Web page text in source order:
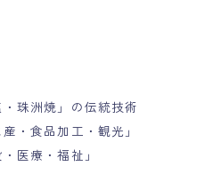
珠洲焼」の伝統技術
・食品加工・観光」
医療・福祉」